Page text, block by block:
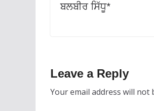
ਬਲਬੀਰ ਸਿੱਧੂ*
Leave a Reply
Your email address will not